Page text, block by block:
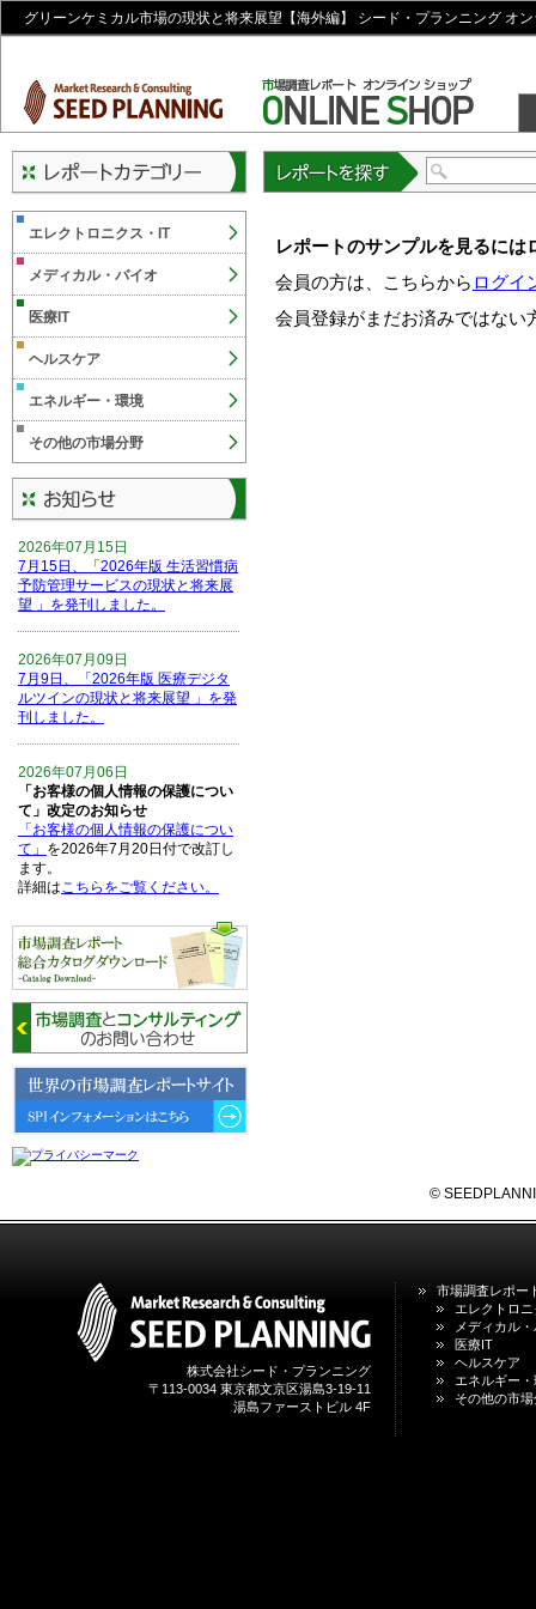
グリーンケミカル市場の現状と将来展望【海外編】 シード・プランニング オ
レポートのサンプルを見るには
会員の方は、こちらから ログイ
会員登録がまだお済みではない
エレクトロニクス・IT
メディカル・バイオ
医療IT
ヘルスケア
エネルギー・環境
その他の市場分野
2026年07月15日
7月15日、「2026年版 生活習慣病
予防管理サービスの現状と将来展
望 」を発刊しました。
2026年07月09日
7月9日、「2026年版 医療デジタ
ルツインの現状と将来展望 」を発
刊しました。
2026年07月06日
「お客様の個人情報の保護につい
て」改定のお知らせ
「お客様の個人情報の保護につい
て」 を2026年7月20日付で改訂し
ます。
詳細はこちらをご覧ください。
2026年06月15日
6月15日、「中国の医療保険医薬
品リスト 」を発刊しました。
2026年06月01日
6月1日、「2026-27年版 5G SA、
6GにおけるIoT／サービス市場の
動向 」を発刊しました。
2026年04月30日
4月30日、「2026年版 オンライン
1月31日、「DXが加速するMCI・
認知症ケア支援サービスの現状と
今後の方向性 」を発刊しました。
1月13日、「営業支援DXにおける
名刺管理サービスの最新動向2026
©
株式会社シード・プランニング
〒113-0034 東京都文京区湯島3-19-11
湯島ファーストビル 4F
市場調査レポー
エレクトロ
メディカル
医療IT
ヘルスケア
エネルギー
その他の市